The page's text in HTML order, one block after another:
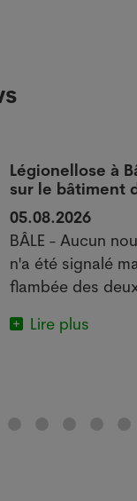
Légionellose à
sur le bâtiment
05.08.2026
BÂLE - Aucun
n'a été signalé
flambée des
Lire plus